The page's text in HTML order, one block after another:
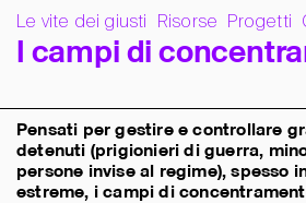
Le vite dei giusti Risorse Progetti
I campi di concentra
Pensati per gestire e controllare
detenuti (prigionieri di guerra,
persone invise al regime), spesso
estreme, i campi di